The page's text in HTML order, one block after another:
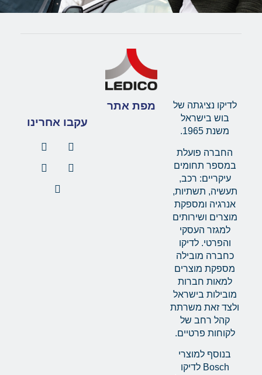
לדיקו נציגתה של
בוש בישראל
משנת 1965.
החברה פועלת
במספר תחומים
עיקריים: רכב,
תעשיה, תשתיות,
אנרגיה ומספקת
מוצרים ושירותים
למגזר העסקי
והפרטי. לדיקו
כחברה מובילה
מספקת מוצרים
למאות חברות
מובילות בישראל
ולצד זאת משרתת
קהל רחב של
לקוחות פרטיים.
בנוסף למוצרי
Bosch לדיקו
מפת אתר
עקבו אחרינו